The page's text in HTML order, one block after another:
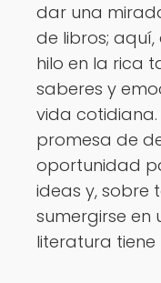
dar una
de libros;
hilo en la rica
saberes y
vida
promesa de
oportunidad
ideas y, sobre
sumergirse en
literatura